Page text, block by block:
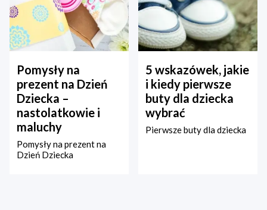
Pomysły na
prezent na Dzień
Dziecka –
nastolatkowie i
maluchy
Pomysły na prezent na
Dzień Dziecka
5 wskazówek, jakie
i kiedy pierwsze
buty dla dziecka
wybrać
Pierwsze buty dla dziecka